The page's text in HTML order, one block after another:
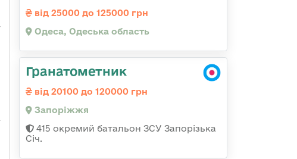
від 25000 до 125000 грн
Одеса, Одеська область
Гранатометник
від 20100 до 120000 грн
Запоріжжя
415 окремий батальон ЗСУ Запорізька
Січ.